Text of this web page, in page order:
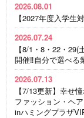
2026.08.01
【2027年度入学生
2026.07.24
【8/1・8・22・
開催‼自分で選べる
2026.07.13
【7/13更新】幸せ
ファッション・ヘ
inハミングプラザ